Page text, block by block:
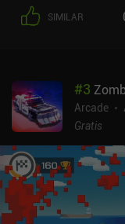
SIMILAR
#3
Arcade
Gratis